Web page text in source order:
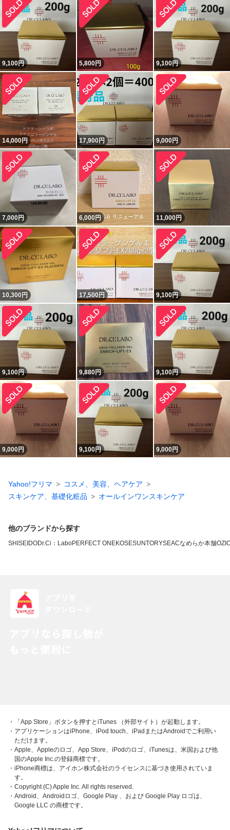
9,100円 5,800円 9,100円
14,000円 17,900円 9,000円
7,000円 6,000円 11,000円
10,300円 17,500円 9,100円
9,100円 9,880円 9,100円
9,000円 9,100円 9,000円
Yahoo!フリマ
コスメ、美容、ヘアケア
スキンケア、基礎化粧品
オールインワンスキンケア
他のブランドから探す
SHISEIDODr.Ci：LaboPERFECT ONEKOSESUNTORYSEACなめらか本舗
・「App Store」ボタンを押すとiTunes （外部サイト）が起動します。
・アプリケーションはiPhone、iPod touch、iPadまたはAndroidでご利用い
ただけます。
・Apple、Appleのロゴ、App Store、iPodのロゴ、iTunesは、米国および他
国のApple Inc.の登録商標です。
・iPhone商標は、アイホン株式会社のライセンスに基づき使用されていま
す。
・Copyright (C) Apple Inc. All rights reserved.
・Android、Androidロゴ、Google Play 、および Google Play ロゴは、
Google LLC の商標です。